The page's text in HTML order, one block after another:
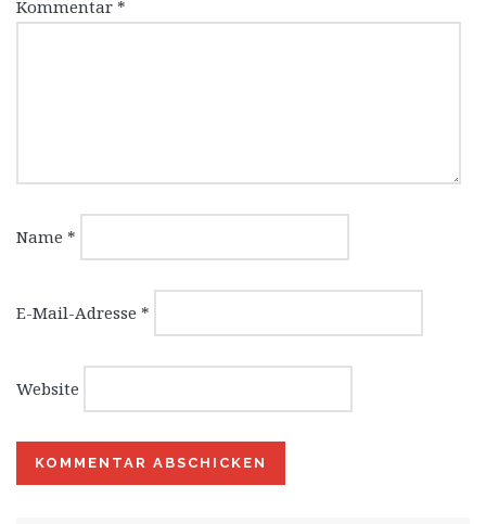
Kommentar *
Name *
E-Mail-Adresse *
Website